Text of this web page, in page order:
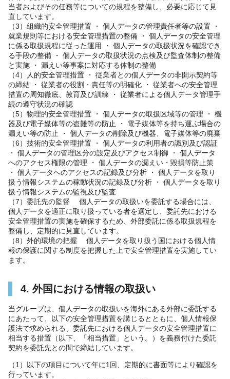
当者およびその任務等についての規程を整備し、必要に応じて見
直しています。
（3）組織的安全管理措置 ・ 個人データの管理責任者等の設置 ・
就業規則等における安全管理措置の整備 ・ 個人データの安全管理
に係る取扱規程に従った運用 ・ 個人データの取扱状況を確認でき
る手段の整備 ・ 個人データの取扱状況の点検及び監査体制の整備
と実施 ・ 漏えい等事案に対応する体制の整備
（4）人的安全管理措置 ・ 従業者との個人データの非開示契約等
の締結 ・ 従業者の役割・責任等の明確化 ・ 従業者への安全管理
措置の周知徹底、教育及び訓練 ・ 従業者による個人データ管理手
続の遵守状況の確認
（5）物理的安全管理措置 ・ 個人データの取扱区域等の管理 ・ 機
器及び電子媒体等の盗難等の防止 ・ 電子媒体等を持ち運ぶ場合の
漏えい等の防止 ・ 個人データの削除及び機器、電子媒体等の廃棄
（6）技術的安全管理措置 ・ 個人データの利用者の識別及び認証
・ 個人データの管理区分の設定及びアクセス制御 ・ 個人データ
へのアクセス権限の管理 ・ 個人データの漏えい・毀損等防止策
・ 個人データへのアクセスの記録及び分析 ・ 個人データを取り
扱う情報システムの稼動状況の記録及び分析 ・ 個人データを取り
扱う情報システムの監視及び監査
（7）委託先の監督 個人データの取扱いを委託する場合には、
個人データを適正に取り扱っている者を選定し、委託先における
安全管理措置の実施を確保するため、外部委託に係る取扱規程を
整備し、定期的に見直しています。
（8）外的環境の把握 個人データを取り扱う国における個人情
報の保護に関する制度を把握した上で安全管理措置を実施してい
ます。
4. 外国における情報の取扱い
当グループは、個人データの取扱いを海外にある外部に委託する
にあたって、以下の安全管理措置を講じるとともに、個人情報保
護法で求められる、委託先における個人データの安全管理措置に
相当する措置（以下、「相当措置」という。）を義務付けた委託
契約を委託先との間で締結しています。
（1）以下の項目について年に1回、定期的に書面等により確認を
行っています。